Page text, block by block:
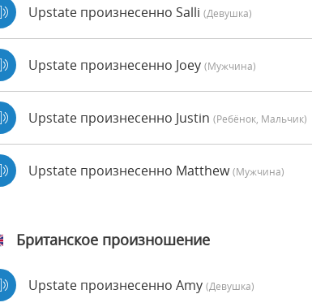
Upstate произнесенно Salli (девушка)
Upstate произнесенно Joey (мужчина)
Upstate произнесенно Justin (Ребёнок, Мальчик)
Upstate произнесенно Matthew(мужчина)
Британское произношение
Upstate произнесенно Amy (девушка)